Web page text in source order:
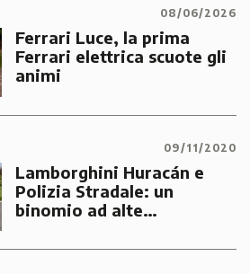
08/06/2026
Ferrari Luce, la prima
Ferrari elettrica scuote gli
animi
09/11/2020
Lamborghini Huracán e
Polizia Stradale: un
binomio ad alte
emergenze dei cittadini